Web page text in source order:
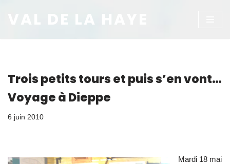
VAL DE LA HAYE
Trois petits tours et puis s’en vont…
Voyage à Dieppe
6 juin 2010
Mardi 18 mai